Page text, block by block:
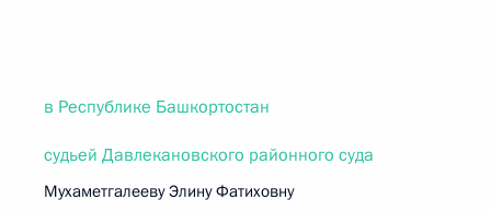
в Республике Башкортостан
судьей Давлекановского районного суда
Мухаметгалееву Элину Фатиховну